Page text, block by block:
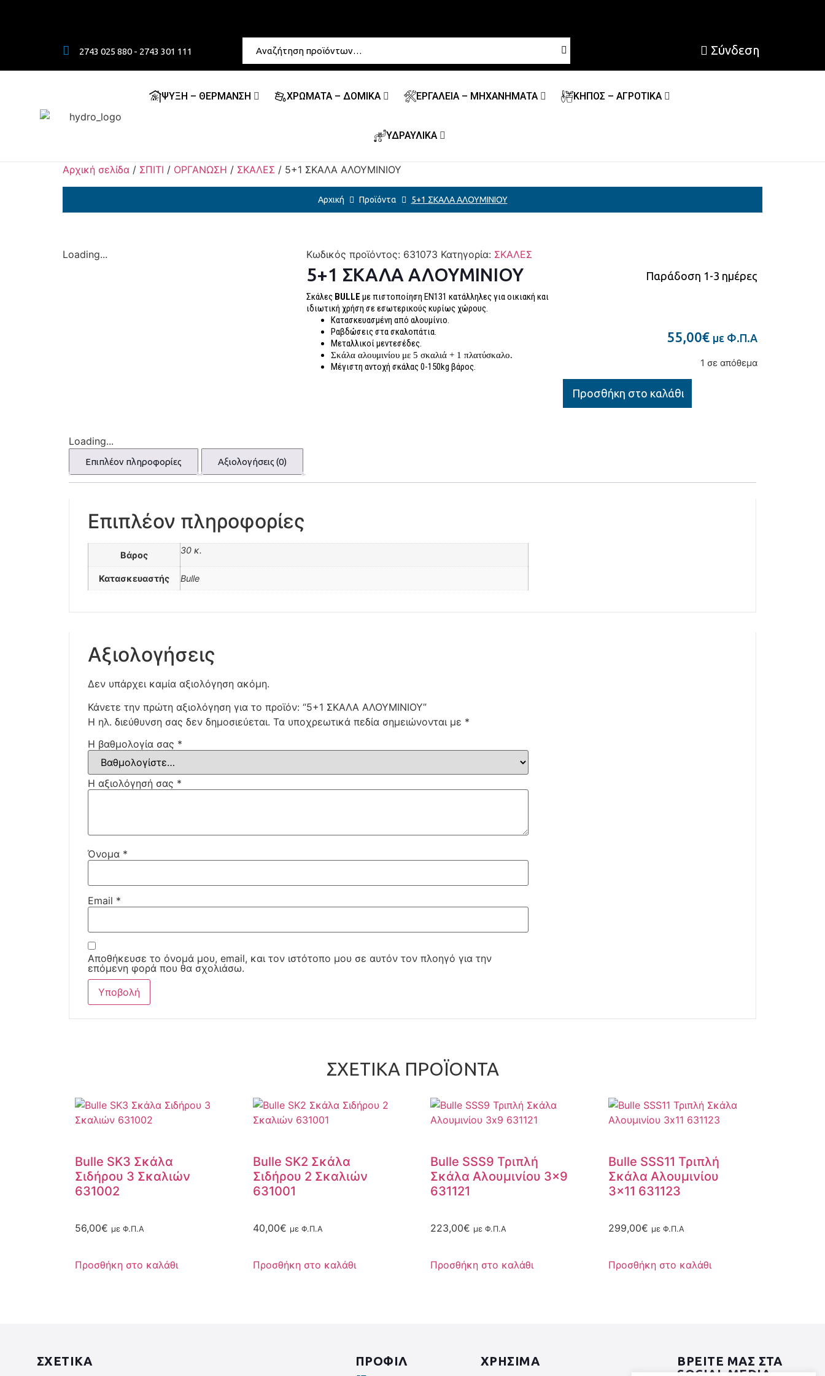
2743 025 880 - 2743 301 111 Σύνδεση
ΨΥΞΗ – ΘΕΡΜΑΝΣΗ ΧΡΩΜΑΤΑ – ΔΟΜΙΚΑ ΕΡΓΑΛΕΙΑ – ΜΗΧΑΝΗΜΑΤΑ ΚΗΠΟΣ – ΑΓΡΟΤΙΚΑ
ΥΔΡΑΥΛΙΚΑ
Αρχική σελίδα / ΣΠΙΤΙ / ΟΡΓΑΝΩΣΗ / ΣΚΑΛΕΣ / 5+1 ΣΚΑΛΑ ΑΛΟΥΜΙΝΙΟΥ
Αρχική Προϊόντα 5+1 ΣΚΑΛΑ ΑΛΟΥΜΙΝΙΟΥ
Loading... Κωδικός προϊόντος: 631073 Κατηγορία: ΣΚΑΛΕΣ
5+1 ΣΚΑΛΑ ΑΛΟΥΜΙΝΙΟΥ
Σκάλες BULLE με πιστοποίηση EN131 κατάλληλες για οικιακή και
ιδιωτική χρήση σε εσωτερικούς κυρίως χώρους.
Κατασκευασμένη από αλουμίνιο.
Ραβδώσεις στα σκαλοπάτια.
Μεταλλικοί μεντεσέδες.
Σκάλα αλουμινίου με 5 σκαλιά + 1 πλατύσκαλο.
Μέγιστη αντοχή σκάλας 0-150kg βάρος.
Παράδοση 1-3 ημέρες
55,00€ με Φ.Π.Α
1 σε απόθεμα
Προσθήκη στο καλάθι
Loading...
Επιπλέον πληροφορίες Αξιολογήσεις (0)
Επιπλέον πληροφορίες
Βάρος 30 κ.
Κατασκευαστής Bulle
Αξιολογήσεις
Δεν υπάρχει καμία αξιολόγηση ακόμη.
Κάνετε την πρώτη αξιολόγηση για το προϊόν: “5+1 ΣΚΑΛΑ ΑΛΟΥΜΙΝΙΟΥ”
Η ηλ. διεύθυνση σας δεν δημοσιεύεται. Τα υποχρεωτικά πεδία σημειώνονται με *
Η βαθμολογία σας *
Η αξιολόγησή σας *
Όνομα *
Email *
Αποθήκευσε το όνομά μου, email, και τον ιστότοπο μου σε αυτόν τον πλοηγό για την
επόμενη φορά που θα σχολιάσω.
ΣΧΕΤΙΚΆ ΠΡΟΪΌΝΤΑ
Bulle SK3 Σκάλα
Σιδήρου 3 Σκαλιών
631002
56,00€ με Φ.Π.Α
Προσθήκη στο καλάθι
Bulle SK2 Σκάλα
Σιδήρου 2 Σκαλιών
631001
40,00€ με Φ.Π.Α
Προσθήκη στο καλάθι
Bulle SSS9 Τριπλή
Σκάλα Αλουμινίου 3×9
631121
223,00€ με Φ.Π.Α
Προσθήκη στο καλάθι
Bulle SSS11 Τριπλή
Σκάλα Αλουμινίου
3×11 631123
299,00€ με Φ.Π.Α
Προσθήκη στο καλάθι
ΣΧΕΤΙΚΑ ΠΡΟΦΙΛ ΧΡΗΣΙΜΑ
ΒΡΕΙΤΕ ΜΑΣ ΣΤΑ